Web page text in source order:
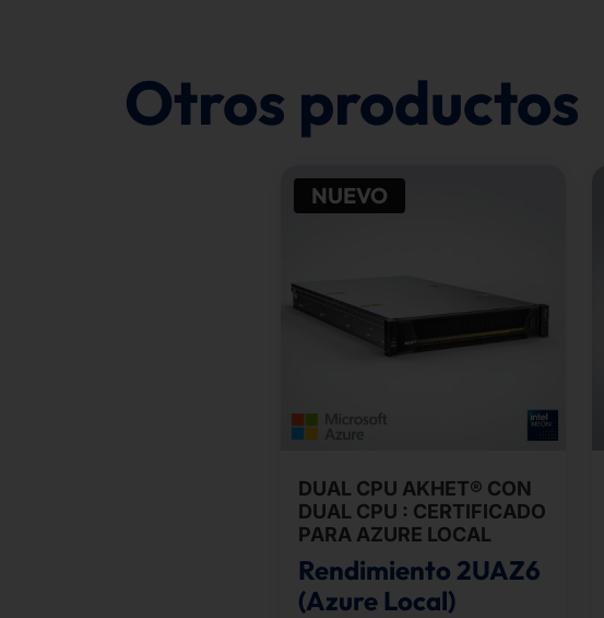
Otros productos
NUEVO
DUAL CPU AKHET® CON
DUAL CPU : CERTIFICADO
PARA AZURE LOCAL
Rendimiento 2UAZ6
(Azure Local)